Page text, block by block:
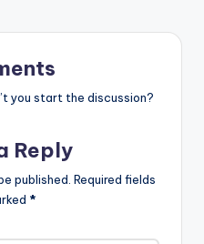
you start the discussion?
Reply
published. Required fields
*